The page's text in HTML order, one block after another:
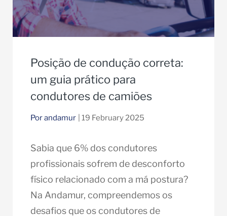
Posição de condução correta:
um guia prático para
condutores de camiões
Por andamur | 19 February 2025
Sabia que 6% dos condutores
profissionais sofrem de desconforto
físico relacionado com a má postura?
Na Andamur, compreendemos os
desafios que os condutores de